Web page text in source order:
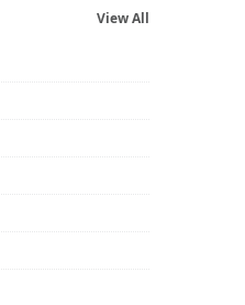
View All